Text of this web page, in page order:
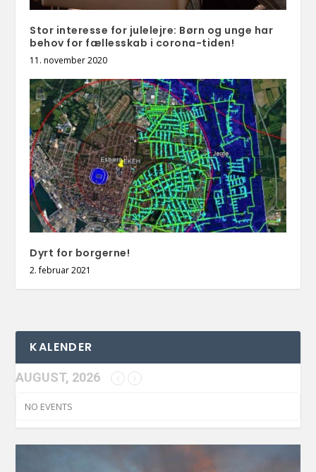
Stor interesse for julelejre: Børn og unge har
behov for fællesskab i corona-tiden!
11. november 2020
Dyrt for borgerne!
2. februar 2021
KALENDER
AUGUST, 2026
NO EVENTS